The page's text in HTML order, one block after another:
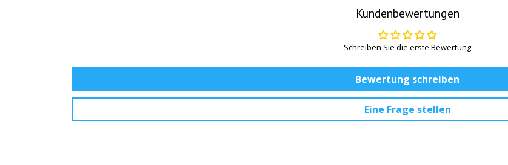
Kundenbewertungen
Schreiben Sie die erste Bewertung
Bewertung schreiben
Eine Frage stellen